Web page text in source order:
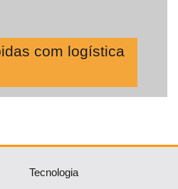
com logística
Tecnologia